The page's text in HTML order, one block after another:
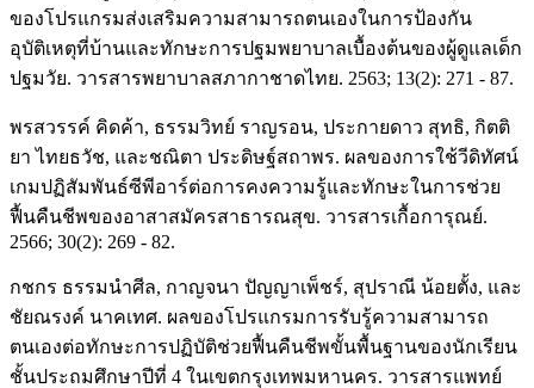
ของโปรแกรมส่งเสริมความสามารถตนเองในการป้องกัน
อุบัติเหตุที่บ้านและทักษะการปฐมพยาบาลเบื้องต้นของผู้ดูแลเด็ก
ปฐมวัย. วารสารพยาบาลสภากาชาดไทย. 2563; 13(2): 271 - 87.
พรสวรรค์ คิดค้า, ธรรมวิทย์ ราญรอน, ประกายดาว สุทธิ, กิตติ
ยา ไทยธวัช, และชณิตา ประดิษฐ์สถาพร. ผลของการใช้วีดิทัศน์
เกมปฏิสัมพันธ์ซีพีอาร์ต่อการคงความรู้และทักษะในการช่วย
ฟื้นคืนชีพของอาสาสมัครสาธารณสุข. วารสารเกื้อการุณย์.
2566; 30(2): 269 - 82.
กชกร ธรรมนำศีล, กาญจนา ปัญญาเพ็ชร์, สุปราณี น้อยตั้ง, และ
ชัยณรงค์ นาคเทศ. ผลของโปรแกรมการรับรู้ความสามารถ
ตนเองต่อทักษะการปฏิบัติช่วยฟื้นคืนชีพขั้นพื้นฐานของนักเรียน
ชั้นประถมศึกษาปีที่ 4 ในเขตกรุงเทพมหานคร. วารสารแพทย์